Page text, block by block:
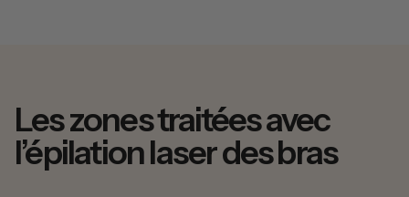
Les zones traitées avec
l’épilation laser des bras